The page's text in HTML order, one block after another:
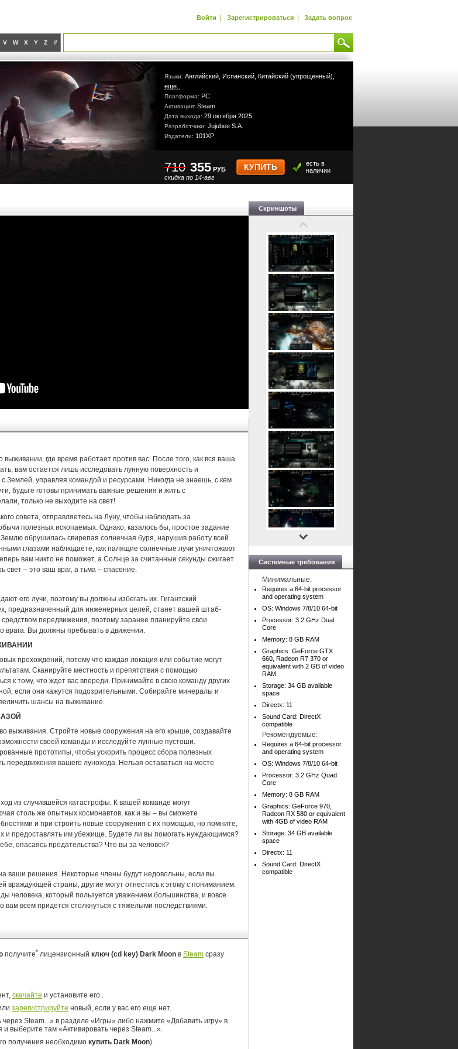
Войти | Зарегистрироваться | Задать вопрос
V W X Y Z #
Языки: Английский, Испанский, Китайский (упрощенный),
еще..
Платформа: PC
Активация: Steam
Дата выхода: 29 октября 2025
Разработчики: Jujubee S.A.
Издатели: 101XP
710
скидка по 14-авг
355 РУБ КУПИТЬ
есть в
наличии
выживании, где время работает против вас. После того, как вся ваша
вам остается лишь исследовать лунную поверхность и
с Землей, управляя командой и ресурсами. Никогда не знаешь, с кем
будьте готовы принимать важные решения и жить с
только не выходите на свет!
совета, отправляетесь на Луну, чтобы наблюдать за
полезных ископаемых. Однако, казалось бы, простое задание
обрушилась свирепая солнечная буря, нарушив работу всей
глазами наблюдаете, как палящие солнечные лучи уничтожают
вам никто не поможет, а Солнце за считанные секунды сжигает
свет – это ваш враг, а тьма – спасение.
его лучи, поэтому вы должны избегать их. Гигантский
предназначенный для инженерных целей, станет вашей штаб-
передвижения, поэтому заранее планируйте свои
врага. Вы должны пребывать в движении.
прохождений, потому что каждая локация или событие могут
Сканируйте местность и препятствия с помощью
к тому, что ждет вас впереди. Принимайте в свою команду других
если они кажутся подозрительными. Собирайте минералы и
шансы на выживание.
выживания. Стройте новые сооружения на его крыше, создавайте
своей команды и исследуйте лунные пустоши.
прототипы, чтобы ускорить процесс сбора полезных
передвижения вашего лунохода. Нельзя оставаться на месте
из случившейся катастрофы. К вашей команде могут
столь же опытных космонавтов, как и вы – вы сможете
и при строить новые сооружения с их помощью, но помните,
и предоставлять им убежище. Будете ли вы помогать нуждающимся?
опасаясь предательства? Что вы за человек?
ваши решения. Некоторые члены будут недовольны, если вы
враждующей страны, другие могут отнестись к этому с пониманием.
человека, который пользуется уважением большинства, и вовсе
вам всем придется столкнуться с тяжелыми последствиями.
получите* лицензионный ключ (cd key) Dark Moon в Steam сразу
скачайте и установите его .
зарегистрируйте новый, если у вас его еще нет.
через Steam...» в разделе «Игры» либо нажмите «Добавить игру» в
выберите там «Активировать через Steam...».
получения необходимо купить Dark Moon).
Скриншоты
Системные требования
Минимальные:
Requires a 64-bit processor
and operating system
OS: Windows 7/8/10 64-bit
Processor: 3.2 GHz Dual
Core
Memory: 8 GB RAM
Graphics: GeForce GTX
660, Radeon R7 370 or
equivalent with 2 GB of video
RAM
Storage: 34 GB available
space
Directx: 11
Sound Card: DirectX
compatible
Рекомендуемые:
Requires a 64-bit processor
and operating system
OS: Windows 7/8/10 64-bit
Processor: 3.2 GHz Quad
Core
Memory: 8 GB RAM
Graphics: GeForce 970,
Radeon RX 580 or equivalent
with 4GB of video RAM
Storage: 34 GB available
space
Directx: 11
Sound Card: DirectX
compatible